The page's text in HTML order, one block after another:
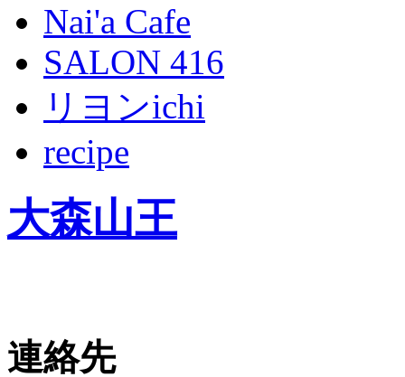
Nai'a Cafe
SALON 416
リヨンichi
recipe
大森山王
連絡先